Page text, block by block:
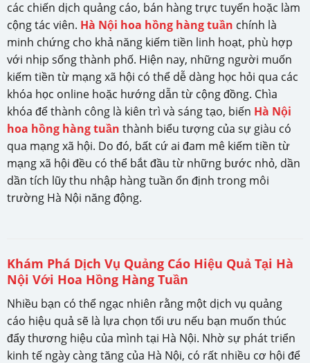
các chiến dịch quảng cáo, bán hàng trực tuyến hoặc làm
cộng tác viên. Hà Nội hoa hồng hàng tuần chính là
minh chứng cho khả năng kiếm tiền linh hoạt, phù hợp
với nhịp sống thành phố. Hiện nay, những người muốn
kiếm tiền từ mạng xã hội có thể dễ dàng học hỏi qua các
khóa học online hoặc hướng dẫn từ cộng đồng. Chìa
khóa để thành công là kiên trì và sáng tạo, biến Hà Nội
hoa hồng hàng tuần thành biểu tượng của sự giàu có
qua mạng xã hội. Do đó, bất cứ ai đam mê kiếm tiền từ
mạng xã hội đều có thể bắt đầu từ những bước nhỏ, dần
dần tích lũy thu nhập hàng tuần ổn định trong môi
trường Hà Nội năng động.
Khám Phá Dịch Vụ Quảng Cáo Hiệu Quả Tại Hà
Nội Với Hoa Hồng Hàng Tuần
Nhiều bạn có thể ngạc nhiên rằng một dịch vụ quảng
cáo hiệu quả sẽ là lựa chọn tối ưu nếu bạn muốn thúc
đẩy thương hiệu của mình tại Hà Nội. Nhờ sự phát triển
kinh tế ngày càng tăng của Hà Nội, có rất nhiều cơ hội để